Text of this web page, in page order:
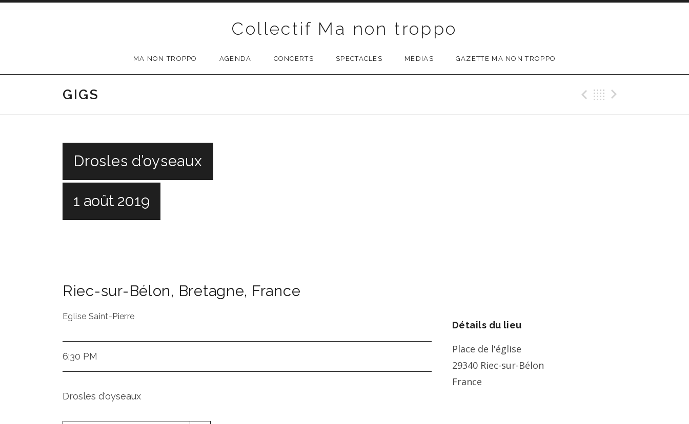
Collectif Ma non troppo
MA NON TROPPO AGENDA CONCERTS SPECTACLES MÉDIAS GAZETTE MA NON TROPPO
GIGS Précédent Gig
Retour
Drosles d’oyseaux
1 août 2019
Riec-sur-Bélon, Bretagne, France
Eglise Saint-Pierre
6:30 PM
Drosles d'oyseaux
Détails du lieu
Place de l'église
29340 Riec-sur-Bélon
France